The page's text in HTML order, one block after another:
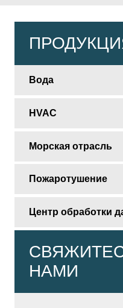
Вода
HVAC
Морская отрасль
Пожаротушение
Центр обработки
НАМИ